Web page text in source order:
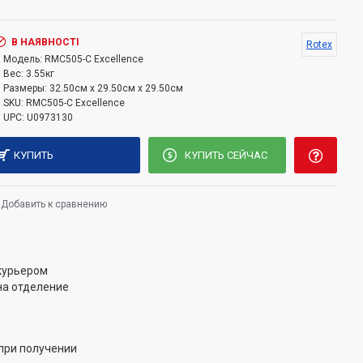
приготовления с защитой от ошибок
до и во время приготовления
джойстик управления
домашний творог, запекание, овощи, рис, на
каша, детская смесь
пиво
В НАЯВНОСТІ
Модель: RMC505-C Excellence
Вес: 3.55кг
Размеры: 32.50см x 29.50см x 29.50см
SKU: RMC505-C Excellence
UPC: U0973130
Rotex
КУПИТЬ КУПИТЬ СЕЙЧАС
Добавить к сравнению
отделение
получении